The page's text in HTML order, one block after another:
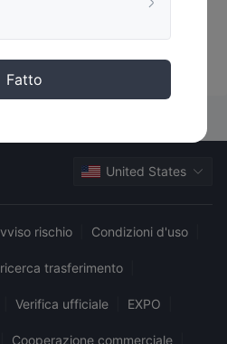
Fatto
United States
rischio Condizioni d'uso
ricerca trasferimento
Verifica ufficiale EXPO
Cooperazione commerciale